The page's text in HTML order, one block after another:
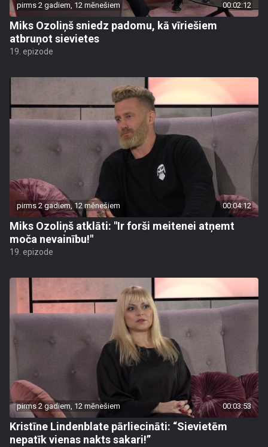
pirms 2 gadiem, 12 mēnešiem 00:02:12
Miks Ozoliņš sniedz padomu, kā vīriešiem
atbruņot sievietes
19. epizode
pirms 2 gadiem, 12 mēnešiem 00:04:12
Miks Ozoliņš atklāti: "Ir forši meitenei atņemt
moča nevainību!"
19. epizode
pirms 2 gadiem, 12 mēnešiem 00:03:53
Kristīne Lindenblate pārliecināti: “Sievietēm
nepatīk vienas nakts sakari!”